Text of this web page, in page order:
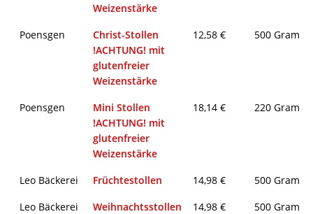
Weizenstärke
Poensgen
Christ-Stollen
!ACHTUNG! mit
glutenfreier
Weizenstärke
12,58 € 500 Gramm
Poensgen
Mini Stollen
!ACHTUNG! mit
glutenfreier
Weizenstärke
18,14 € 220 Gramm
Leo Bäckerei Früchtestollen 14,98 €
500 Gramm
Leo Bäckerei
Weihnachtsstollen
14,98 € 500 Gramm